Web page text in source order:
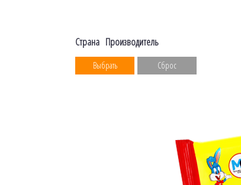
Страна Производитель